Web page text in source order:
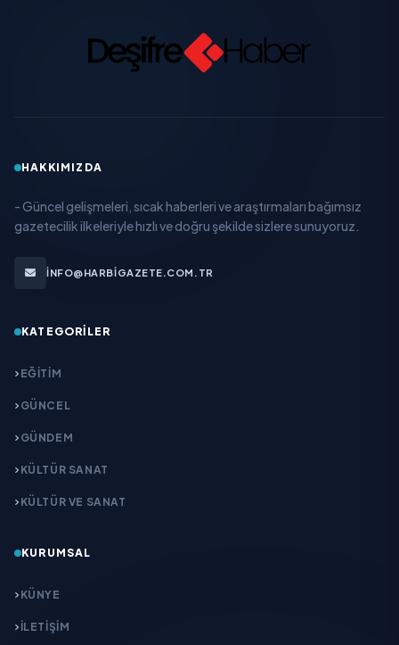
HAKKIMIZDA
- Güncel gelişmeleri, sıcak haberleri ve araştırmaları bağımsız
gazetecilik ilkeleriyle hızlı ve doğru şekilde sizlere sunuyoruz.
INFO@HARBIGAZETE.COM.TR
KATEGORILER
EĞITIM
GÜNCEL
GÜNDEM
KÜLTÜR SANAT
KÜLTÜR VE SANAT
KURUMSAL
KÜNYE
İLETIŞIM